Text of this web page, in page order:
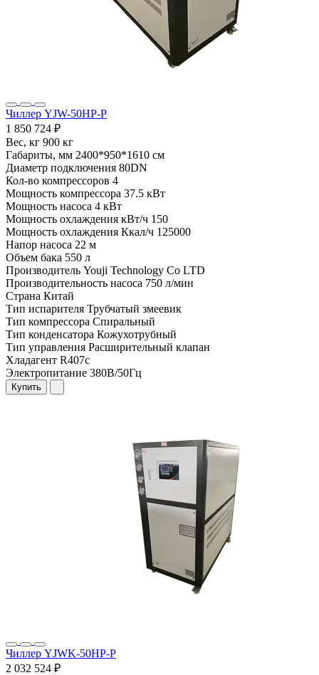
Чиллер YJW-50HP-P
1 850 724 ₽
Вес, кг 900 кг
Габариты, мм 2400*950*1610 см
Диаметр подключения 80DN
Кол-во компрессоров 4
Мощность компрессора 37.5 кВт
Мощность насоса 4 кВт
Мощность охлаждения кВт/ч 150
Мощность охлаждения Ккал/ч 125000
Напор насоса 22 м
Объем бака 550 л
Производитель Youji Technology Co LTD
Производительность насоса 750 л/мин
Страна Китай
Тип испарителя Трубчатый змеевик
Тип компрессора Спиральный
Тип конденсатора Кожухотрубный
Тип управления Расширительный клапан
Хладагент R407c
Электропитание 380В/50Гц
Купить
Чиллер YJWK-50HP-P
2 032 524 ₽